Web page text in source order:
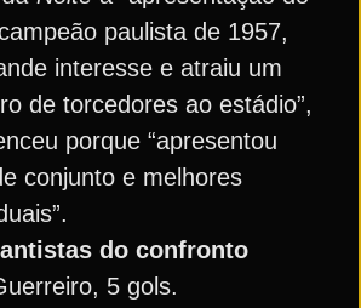
paulista de 1957,
interesse e atraiu um
de torcedores ao estádio”,
porque “apresentou
conjunto e melhores
do confronto
5 gols.